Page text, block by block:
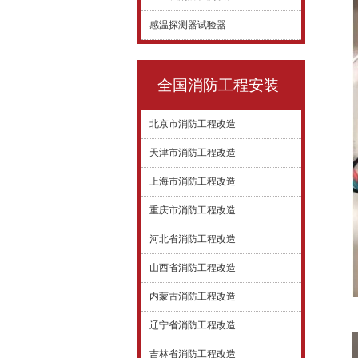
感温探测器试验器
全国消防工程安装
北京市消防工程改造
天津市消防工程改造
上海市消防工程改造
重庆市消防工程改造
河北省消防工程改造
山西省消防工程改造
内蒙古消防工程改造
辽宁省消防工程改造
吉林省消防工程改造